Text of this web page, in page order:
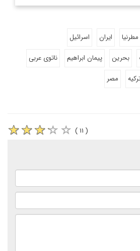
ایران
اسرائیل
بحرین پیمان ابراهیم
ناتوی عربی
مصر
( ۱۱ )